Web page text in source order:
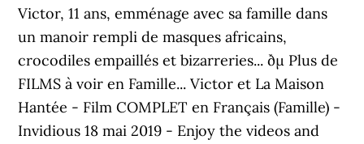
Victor, 11 ans, emménage avec sa famille dans
un manoir rempli de masques africains,
crocodiles empaillés et bizarreries... ðµ Plus de
FILMS à voir en Famille... Victor et La Maison
Hantée - Film COMPLET en Français (Famille) -
Invidious 18 mai 2019 - Enjoy the videos and